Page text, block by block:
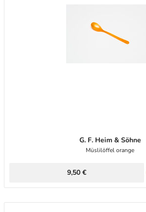
G. F. Heim & Söhne
Müslilöffel orange
9,50 €